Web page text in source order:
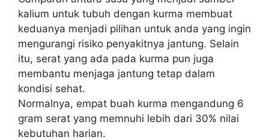
kalium untuk tubuh dengan kurma membuat
keduanya menjadi pilihan untuk anda yang ingin
mengurangi risiko penyakitnya jantung. Selain
itu, serat yang ada pada kurma pun juga
membantu menjaga jantung tetap dalam
kondisi sehat.
Normalnya, empat buah kurma mengandung 6
gram serat yang memnuhi lebih dari 30% nilai
kebutuhan harian.